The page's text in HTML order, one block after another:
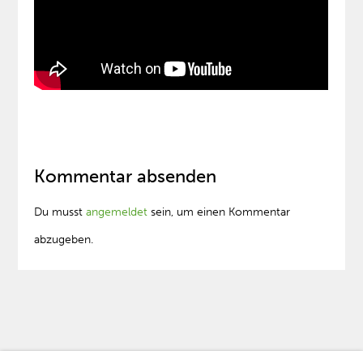
Kommentar absenden
Du musstangemeldet sein, um einen Kommentar
abzugeben.